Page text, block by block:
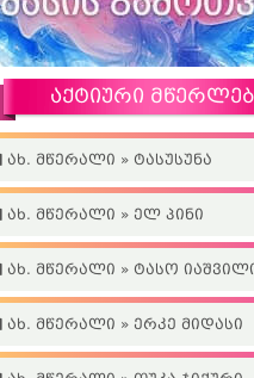
აქტიური
ახ. მწერალი » ტასუსუნა
ახ. მწერალი » ელ პინი
ახ. მწერალი » ტასო
ახ. მწერალი » ერკე მიდასი